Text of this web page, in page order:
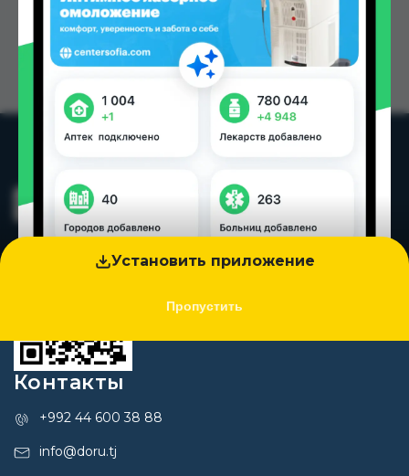
Установить приложение
Пропустить
Контакты
+992 44 600 38 88
info@doru.tj